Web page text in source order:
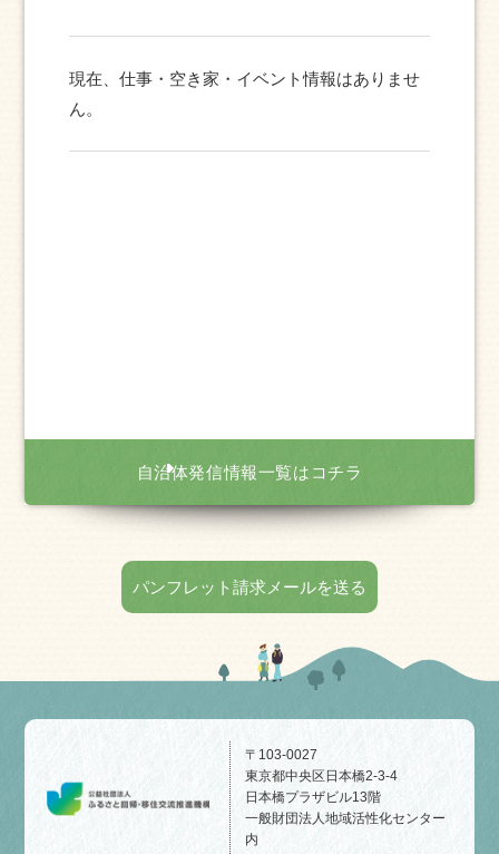
現在、仕事・空き家・イベント情報はありませ
ん。
自治体発信情報一覧はコチラ
パンフレット請求メールを送る
〒103-0027
東京都中央区日本橋2-3-4
日本橋プラザビル13階
一般財団法人地域活性化センター
内